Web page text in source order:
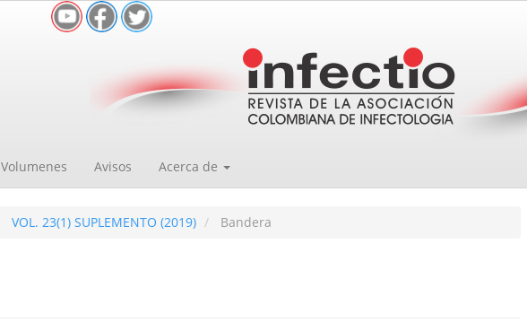
Volumenes Avisos Acerca de
VOL. 23(1) SUPLEMENTO (2019) Bandera